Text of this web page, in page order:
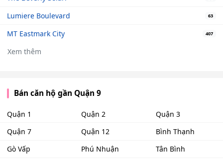
Lumiere Boulevard 63
MT Eastmark City 407
Xem thêm
Bán căn hộ gần Quận 9
Quận 1 Quận 2
Quận 3
Quận 7
Quận 12
Bình Thạnh
Gò Vấp
Phú Nhuận
Tân Bình